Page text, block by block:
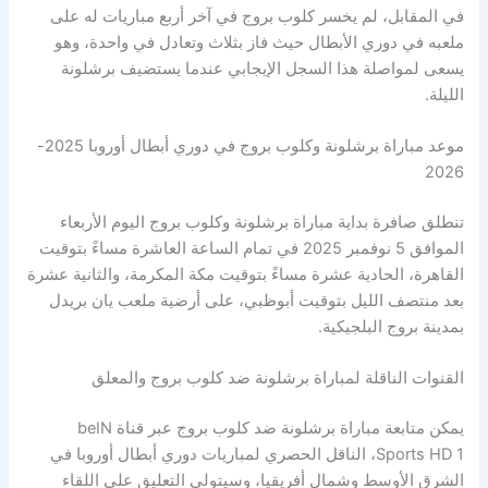
في المقابل، لم يخسر كلوب بروج في آخر أربع مباريات له على
ملعبه في دوري الأبطال حيث فاز بثلاث وتعادل في واحدة، وهو
يسعى لمواصلة هذا السجل الإيجابي عندما يستضيف برشلونة
الليلة.
موعد مباراة برشلونة وكلوب بروج في دوري أبطال أوروبا 2025-
2026
تنطلق صافرة بداية مباراة برشلونة وكلوب بروج اليوم الأربعاء
الموافق 5 نوفمبر 2025 في تمام الساعة العاشرة مساءً بتوقيت
القاهرة، الحادية عشرة مساءً بتوقيت مكة المكرمة، والثانية عشرة
بعد منتصف الليل بتوقيت أبوظبي، على أرضية ملعب يان بريدل
بمدينة بروج البلجيكية.
القنوات الناقلة لمباراة برشلونة ضد كلوب بروج والمعلق
يمكن متابعة مباراة برشلونة ضد كلوب بروج عبر قناة beIN
Sports HD 1، الناقل الحصري لمباريات دوري أبطال أوروبا في
الشرق الأوسط وشمال أفريقيا، وسيتولى التعليق على اللقاء